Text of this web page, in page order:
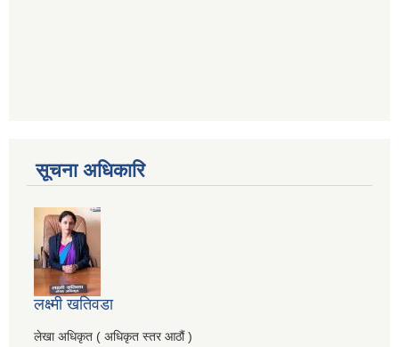
सूचना अधिकारि
लक्ष्मी खतिवडा
लेखा अधिकृत ( अधिकृत स्तर आठौं )